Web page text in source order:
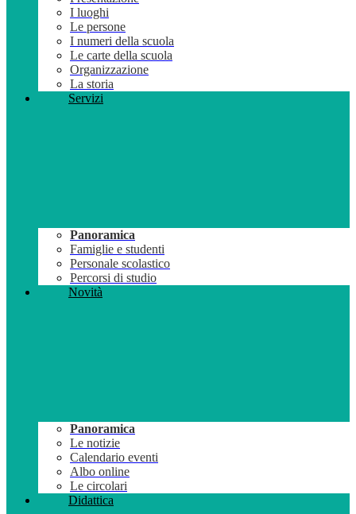
I luoghi
Le persone
I numeri della scuola
Le carte della scuola
Organizzazione
La storia
Servizi
Panoramica
Famiglie e studenti
Personale scolastico
Percorsi di studio
Novità
Panoramica
Le notizie
Calendario eventi
Albo online
Le circolari
Didattica